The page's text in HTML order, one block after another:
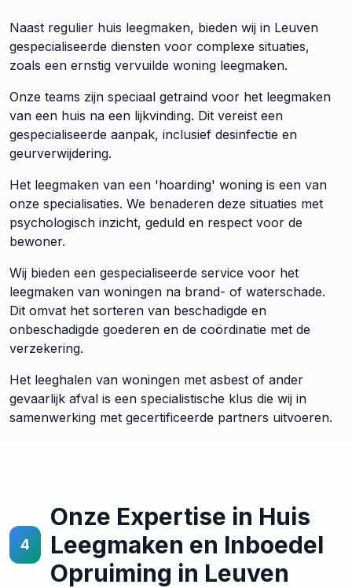
Naast regulier huis leegmaken, bieden wij in Leuven
gespecialiseerde diensten voor complexe situaties,
zoals een ernstig vervuilde woning leegmaken.
Onze teams zijn speciaal getraind voor het leegmaken
van een huis na een lijkvinding. Dit vereist een
gespecialiseerde aanpak, inclusief desinfectie en
geurverwijdering.
Het leegmaken van een 'hoarding' woning is een van
onze specialisaties. We benaderen deze situaties met
psychologisch inzicht, geduld en respect voor de
bewoner.
Wij bieden een gespecialiseerde service voor het
leegmaken van woningen na brand- of waterschade.
Dit omvat het sorteren van beschadigde en
onbeschadigde goederen en de coördinatie met de
verzekering.
Het leeghalen van woningen met asbest of ander
gevaarlijk afval is een specialistische klus die wij in
samenwerking met gecertificeerde partners uitvoeren.
4
Onze Expertise in Huis
Leegmaken en Inboedel
Opruiming in Leuven